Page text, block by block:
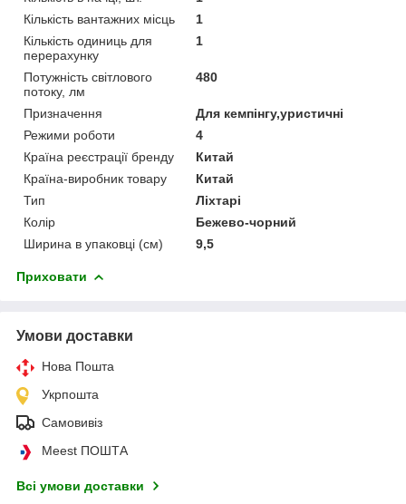
Кількість вантажних місць
1
Кількість одиниць для
перерахунку
1
Потужність світлового
потоку, лм
480
Призначення
Для кемпінгу,уристичні
Режими роботи
4
Країна реєстрації бренду
Китай
Країна-виробник товару
Китай
Тип
Ліхтарі
Колір
Бежево-чорний
Ширина в упаковці (см)
9,5
Приховати
Умови доставки
Нова Пошта
Укрпошта
Самовивіз
Meest ПОШТА
Всі умови доставки